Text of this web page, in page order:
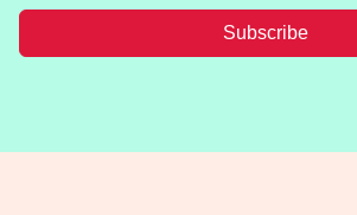
Subscribe